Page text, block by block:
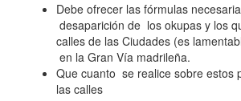
Debe ofrecer las fórmulas
desaparición de los okupas y los
calles de las Ciudades (es
en la Gran Vía madrileña.
Que cuanto se realice sobre estos
las calles